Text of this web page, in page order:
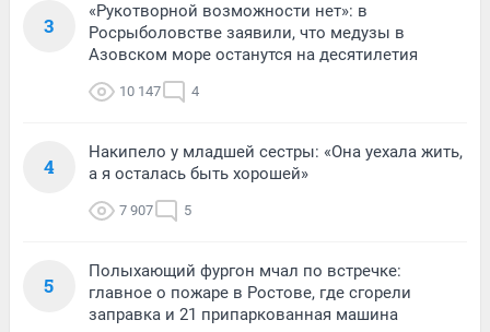
3
«Рукотворной возможности нет»: в
Росрыболовстве заявили, что медузы в
Азовском море останутся на десятилетия
10 147 4
4
Накипело у младшей сестры: «Она уехала жить,
а я осталась быть хорошей»
7 907 5
5
Полыхающий фургон мчал по встречке:
главное о пожаре в Ростове, где сгорели
заправка и 21 припаркованная машина